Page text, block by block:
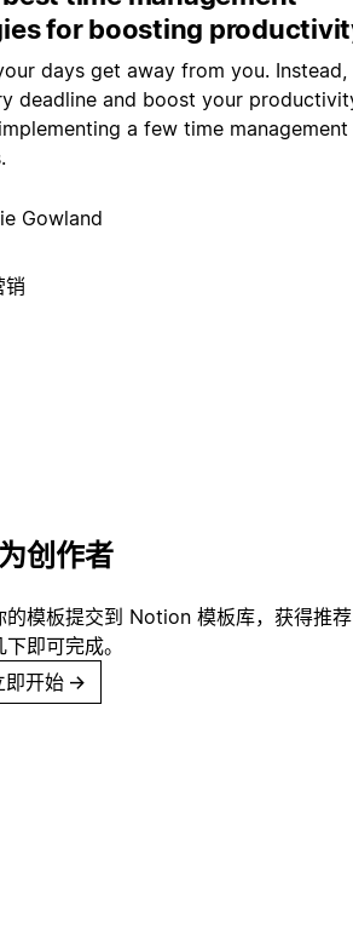
for boosting
days get away from you. Instead,
deadline and boost your
a few time management
Gowland
销
创作者
的模板提交到 Notion 模板库，获得推
下即可完成。
即开始 →